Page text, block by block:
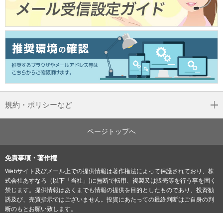
規約・ポリシーなど
ページトップへ
免責事項・著作権
Webサイト及びメール上での提供情報は著作権法によって保護されており、株
式会社あすなろ（以下「当社」)に無断で転用、複製又は販売等を行う事を固く
禁じます。提供情報はあくまでも情報の提供を目的としたものであり、投資勧
誘及び、売買指示ではございません。投資にあたっての最終判断はご自身の判
断のもとお願い致します。